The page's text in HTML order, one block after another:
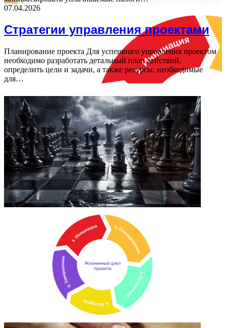
07.04.2026
Стратегии управления проектами
Планирование проекта Для успешного управления проектом
необходимо разработать детальный план действий,
определить цели и задачи, а также ресурсы, необходимые
для…